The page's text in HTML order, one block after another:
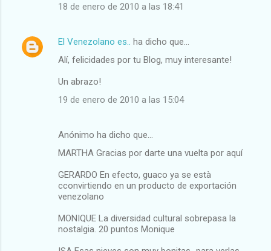
18 de enero de 2010 a las 18:41
El Venezolano es.. ha dicho que…
Alí, felicidades por tu Blog, muy interesante!
Un abrazo!
19 de enero de 2010 a las 15:04
Anónimo ha dicho que…
MARTHA Gracias por darte una vuelta por aquí
GERARDO En efecto, guaco ya se està
cconvirtiendo en un producto de exportación
venezolano
MONIQUE La diversidad cultural sobrepasa la
nostalgia. 20 puntos Monique